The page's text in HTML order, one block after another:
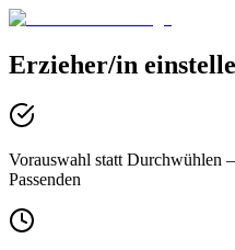
Erzieher/in
Vorauswahl statt Durchwühlen
Passenden